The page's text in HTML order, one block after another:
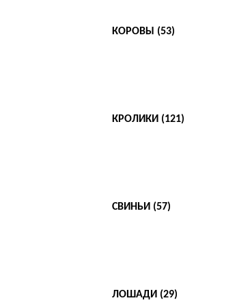
КОРОВЫ (53)
КРОЛИКИ (121)
СВИНЬИ (57)
ЛОШАДИ (29)